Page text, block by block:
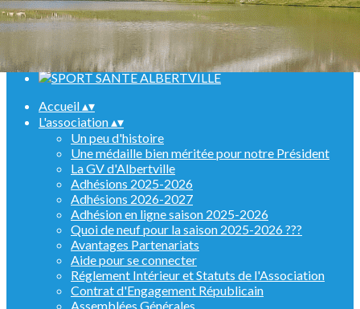
Ajoutez un logo, un bouton, des réseaux sociaux
Cliquez pour éditer
Accueil▴▾
L'association▴▾
Un peu d'histoire
Une médaille bien méritée pour notre Président
La GV d'Albertville
Adhésions 2025-2026
Adhésions 2026-2027
Adhésion en ligne saison 2025-2026
Quoi de neuf pour la saison 2025-2026 ???
Avantages Partenariats
Aide pour se connecter
Réglement Intérieur et Statuts de l'Association
Contrat d'Engagement Républicain
Assemblées Générales